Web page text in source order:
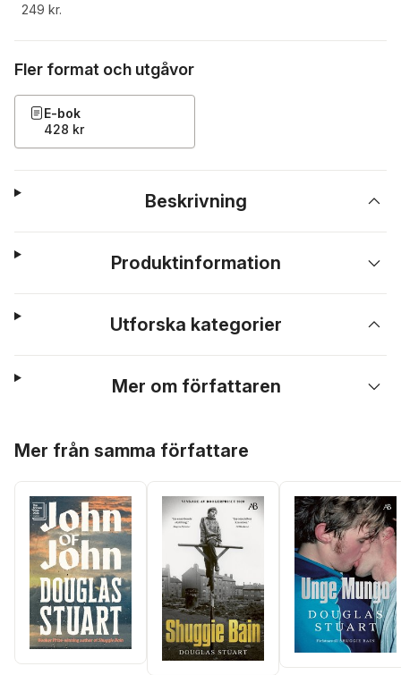
249 kr.
Fler format och utgåvor
E-bok
428 kr
Beskrivning
Produktinformation
Utforska kategorier
Mer om författaren
Mer från samma författare